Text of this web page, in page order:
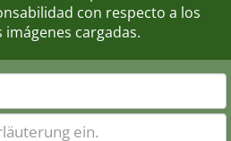
con respecto a los
cargadas.